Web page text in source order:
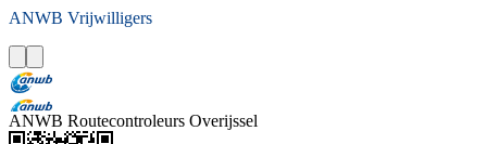
ANWB Vrijwilligers
ANWB Routecontroleurs Overijssel